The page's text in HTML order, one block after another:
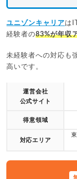
ユニゾンキャリアは
経験者の83%が年収
未経験者への対応も
高いです。
運営会社
公式サイト
得意領域
対応エリア